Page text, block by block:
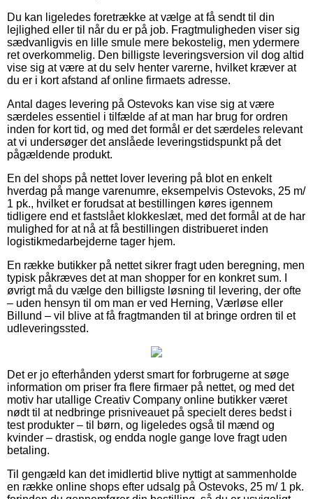
Du kan ligeledes foretrække at vælge at få sendt til din
lejlighed eller til når du er på job. Fragtmuligheden viser sig
sædvanligvis en lille smule mere bekostelig, men ydermere
ret overkommelig. Den billigste leveringsversion vil dog altid
vise sig at være at du selv henter varerne, hvilket kræver at
du er i kort afstand af online firmaets adresse.
Antal dages levering på Ostevoks kan vise sig at være
særdeles essentiel i tilfælde af at man har brug for ordren
inden for kort tid, og med det formål er det særdeles relevant
at vi undersøger det anslåede leveringstidspunkt på det
pågældende produkt.
En del shops på nettet lover levering på blot en enkelt
hverdag på mange varenumre, eksempelvis Ostevoks, 25 m/
1 pk., hvilket er forudsat at bestillingen køres igennem
tidligere end et fastslået klokkeslæt, med det formål at de har
mulighed for at nå at få bestillingen distribueret inden
logistikmedarbejderne tager hjem.
En række butikker på nettet sikrer fragt uden beregning, men
typisk påkræves det at man shopper for en konkret sum. I
øvrigt må du vælge den billigste løsning til levering, der ofte
– uden hensyn til om man er ved Herning, Værløse eller
Billund – vil blive at få fragtmanden til at bringe ordren til et
udleveringssted.
Det er jo efterhånden yderst smart for forbrugerne at søge
information om priser fra flere firmaer på nettet, og med det
motiv har utallige Creativ Company online butikker været
nødt til at nedbringe prisniveauet på specielt deres bedst i
test produkter – til børn, og ligeledes også til mænd og
kvinder – drastisk, og endda nogle gange love fragt uden
betaling.
Til gengæld kan det imidlertid blive nyttigt at sammenholde
en række online shops efter udsalg på Ostevoks, 25 m/ 1 pk.